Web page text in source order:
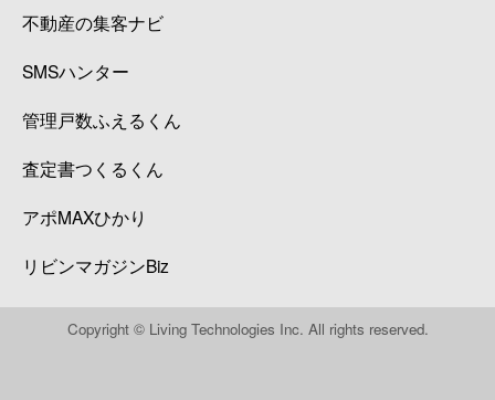
不動産の集客ナビ
SMSハンター
管理戸数ふえるくん
査定書つくるくん
アポMAXひかり
リビンマガジンBiz
Copyright © Living Technologies Inc. All rights reserved.